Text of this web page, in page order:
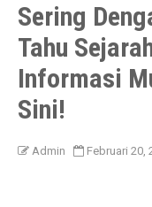
Sering
Tahu
Informasi
Sini!
Admin Februari 20,